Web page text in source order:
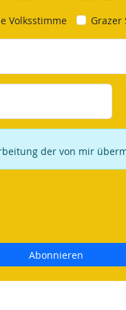
Volksstimme Grazer
der von mir
Abonnieren